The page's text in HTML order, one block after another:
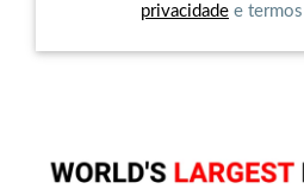
privacidade e